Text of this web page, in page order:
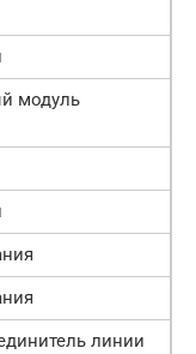
модуль
линии